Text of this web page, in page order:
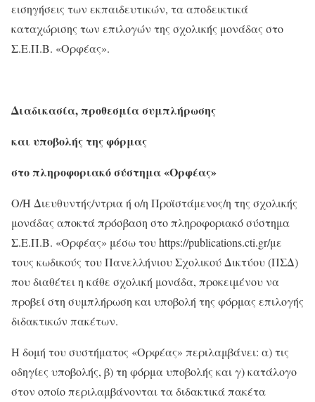
εισηγήσεις των εκπαιδευτικών, τα αποδεικτικά
καταχώρισης των επιλογών της σχολικής μονάδας στο
Σ.Ε.Π.Β. «Ορφέας».
Διαδικασία, προθεσμία συμπλήρωσης
και υποβολής της φόρμας
στο πληροφοριακό σύστημα «Ορφέας»
Ο/Η Διευθυντής/ντρια ή ο/η Προϊστάμενος/η της σχολικής
μονάδας αποκτά πρόσβαση στο πληροφοριακό σύστημα
Σ.Ε.Π.Β. «Ορφέας» μέσω του https://publications.cti.gr/με
τους κωδικούς του Πανελλήνιου Σχολικού Δικτύου (ΠΣΔ)
που διαθέτει η κάθε σχολική μονάδα, προκειμένου να
προβεί στη συμπλήρωση και υποβολή της φόρμας επιλογής
διδακτικών πακέτων.
Η δομή του συστήματος «Ορφέας» περιλαμβάνει: α) τις
οδηγίες υποβολής, β) τη φόρμα υποβολής και γ) κατάλογο
στον οποίο περιλαμβάνονται τα διδακτικά πακέτα